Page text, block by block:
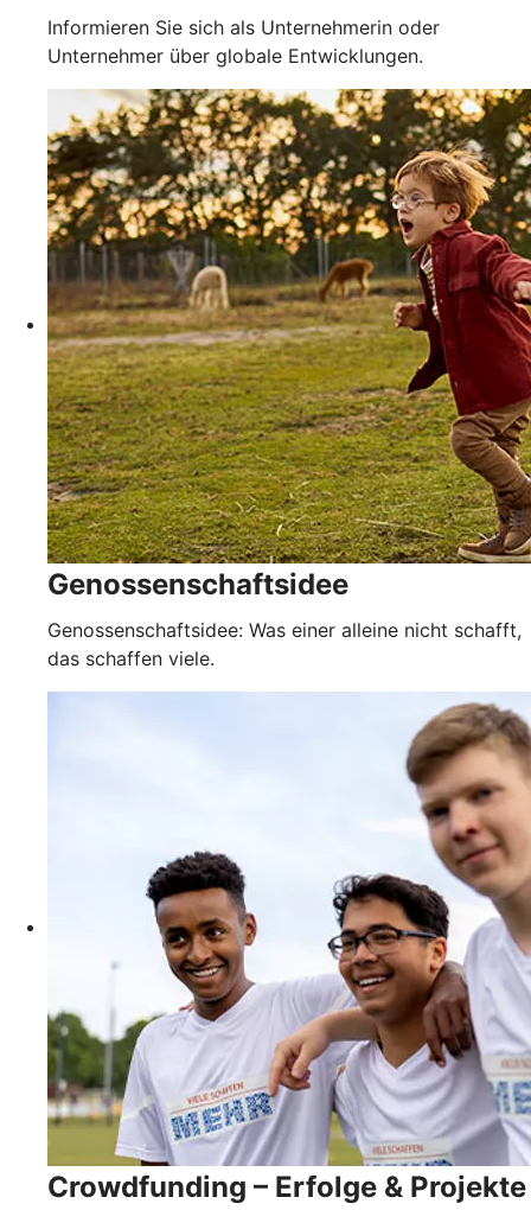
Informieren Sie sich als Unternehmerin oder
Unternehmer über globale Entwicklungen.
Genossenschaftsidee
Genossenschaftsidee: Was einer alleine nicht schafft,
das schaffen viele.
Crowdfunding – Erfolge & Projekte